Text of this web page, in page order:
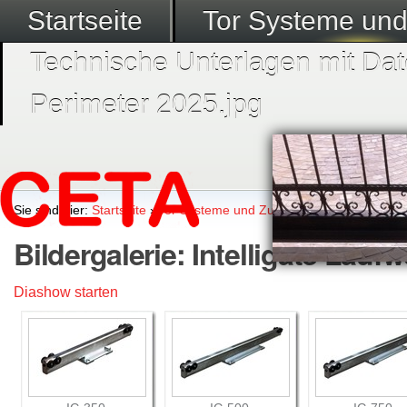
Startseite
Tor Systeme
Technische Unterlagen mit
Perimeter 2025.jpg
Sie sind hier: Startseite › Tor Systeme und Zubehör ›Tor
Bildergalerie: Intelligate
Diashow starten